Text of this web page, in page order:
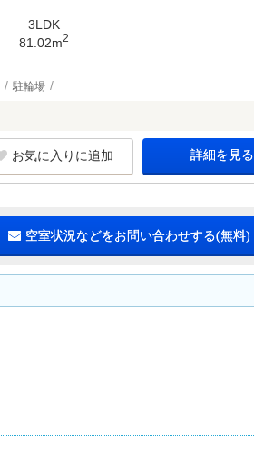
3LDK
81.02m2
駐輪場
お気に入りに追加 詳細を見る
空室状況などをお問い合わせする(無料)